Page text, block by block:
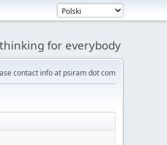
for everybody
contact info at psiram dot com